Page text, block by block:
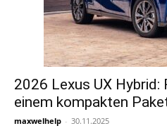
2026 Lexus UX
einem kompakten
maxwelhelp - 30.11.2025